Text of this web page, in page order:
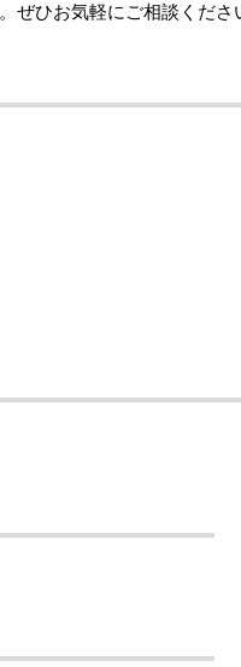
ぜひお気軽にご相談くださ